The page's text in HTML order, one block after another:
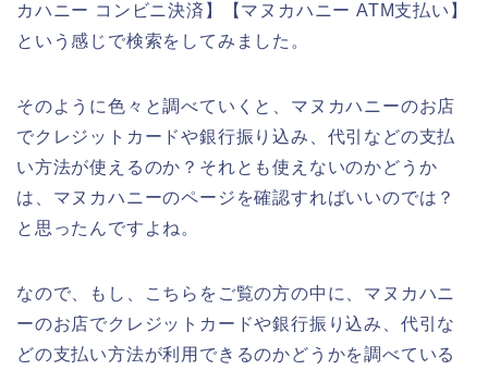
カハニー コンビニ決済】【マヌカハニー ATM支払い】
という感じで検索をしてみました。
そのように色々と調べていくと、マヌカハニーのお店
でクレジットカードや銀行振り込み、代引などの支払
い方法が使えるのか？それとも使えないのかどうか
は、マヌカハニーのページを確認すればいいのでは？
と思ったんですよね。
なので、もし、こちらをご覧の方の中に、マヌカハニ
ーのお店でクレジットカードや銀行振り込み、代引な
どの支払い方法が利用できるのかどうかを調べている